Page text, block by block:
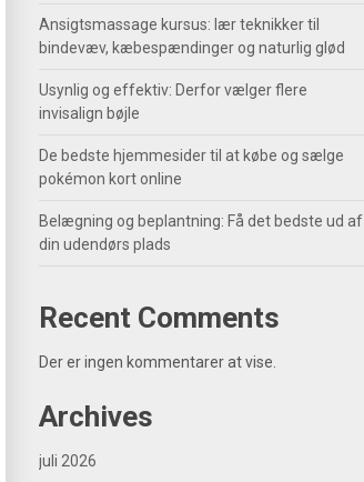
Ansigtsmassage kursus: lær teknikker til
bindevæv, kæbespændinger og naturlig glød
Usynlig og effektiv: Derfor vælger flere
invisalign bøjle
De bedste hjemmesider til at købe og sælge
pokémon kort online
Belægning og beplantning: Få det bedste ud af
din udendørs plads
Recent Comments
Der er ingen kommentarer at vise.
Archives
juli 2026